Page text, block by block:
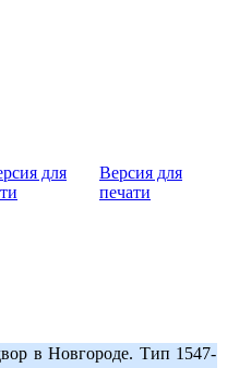
Версия для
печати
в Новгороде. Тип 1547-